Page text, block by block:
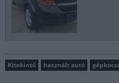
Kitekintő használt autó gépkocsi